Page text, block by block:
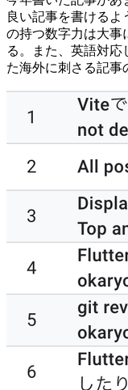
良い記事を書ける
の持つ数字力は大事
る。また、英語対応
た海外に刺さる記事